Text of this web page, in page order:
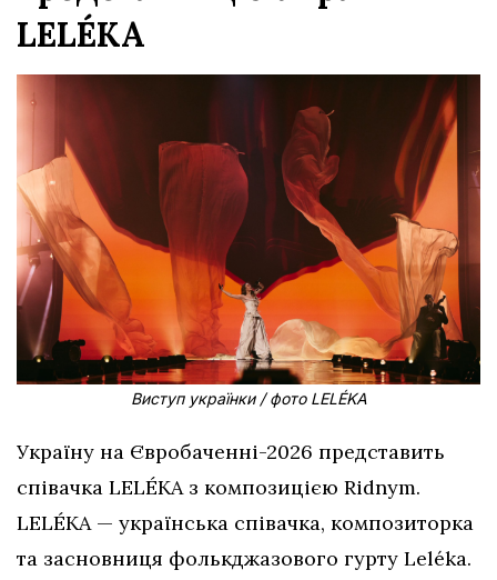
LELÉKA
Виступ українки / фото LELÉKA
Україну на Євробаченні-2026 представить
співачка LELÉKA з композицією Ridnym.
LELÉKA — українська співачка, композиторка
та засновниця фолькджазового гурту Leléka.